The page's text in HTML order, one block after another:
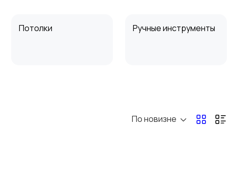
Потолки Ручные инструменты
По новизне